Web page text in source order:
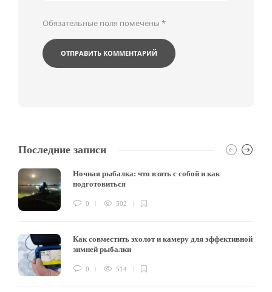
Обязательные поля помечены *
Последние записи
Ночная рыбалка: что взять с собой и как
подготовиться
0 502
Как совместить эхолот и камеру для эффективной
зимней рыбалки
0 514